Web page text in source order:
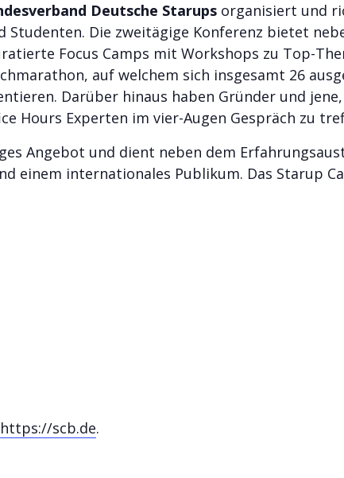
Deutsche Starups organisiert und
Studenten. Die zweitägige Konferenz bietet
Focus Camps mit Workshops zu Top-
auf welchem sich insgesamt 26
Darüber hinaus haben Gründer und
Hours Experten im vier-Augen Gespräch zu
Angebot und dient neben dem
einem internationales Publikum. Das Starup
https://scb.de.